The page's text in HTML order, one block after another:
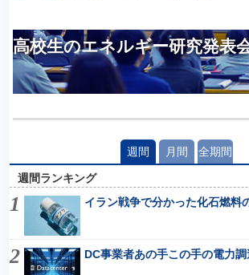
高校生のエネルギー研究発表
週間 月間 全期間
週間ランキング
イラン戦争で分かった化石燃料
DC事業者あの手この手の電力調